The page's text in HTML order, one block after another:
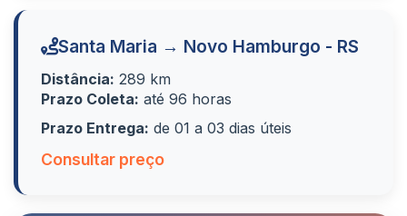
Santa Maria → Novo Hamburgo - RS
Distância: 289 km
Prazo Coleta: até 96 horas
Prazo Entrega: de 01 a 03 dias úteis
Consultar preço